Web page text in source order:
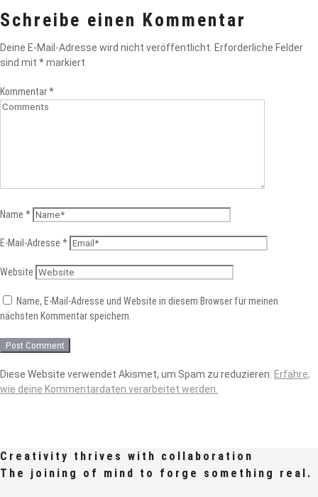
Schreibe einen Kommentar
Deine E-Mail-Adresse wird nicht veröffentlicht. Erforderliche Felder
sind mit *markiert
Kommentar*
Name *
E-Mail-Adresse *
Website
Name, E-Mail-Adresse und Website in diesem Browser für meinen
nächsten Kommentar speichern.
Diese Website verwendet Akismet, um Spam zu reduzieren. Erfahre,
wie deine Kommentardaten verarbeitet werden.
Creativity thrives with collaboration
The joining of mind to forge something real.